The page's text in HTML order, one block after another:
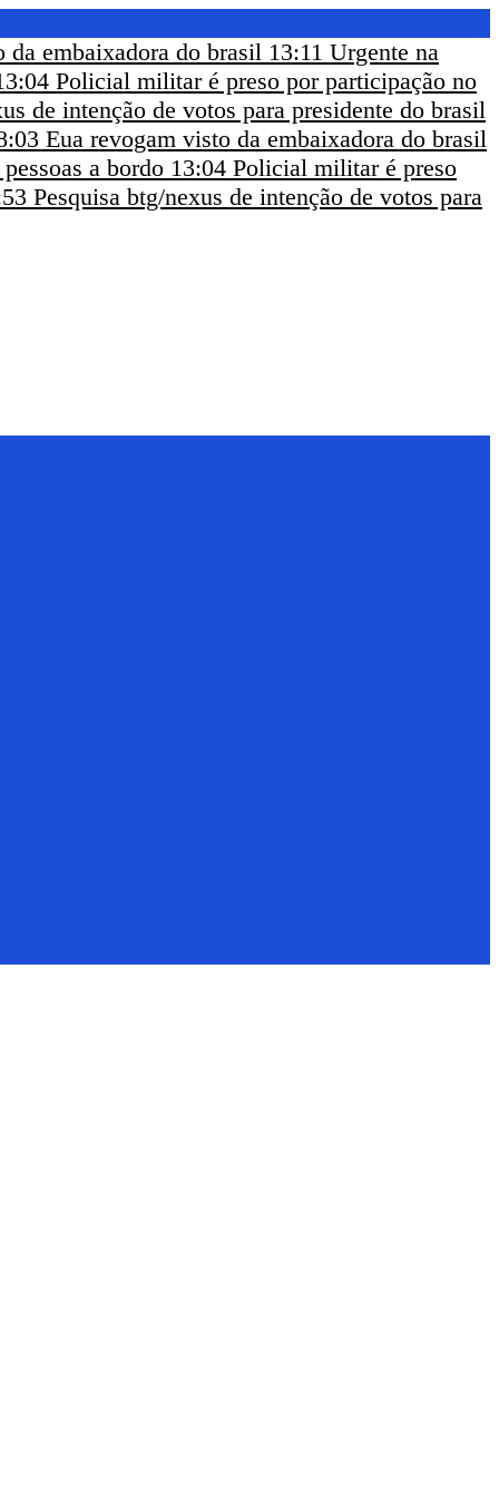
da embaixadora do brasil 13:11 Urgente na
Policial militar é preso por participação no
de intenção de votos para presidente do brasil
Eua revogam visto da embaixadora do brasil
a bordo 13:04 Policial militar é preso
Pesquisa btg/nexus de intenção de votos para